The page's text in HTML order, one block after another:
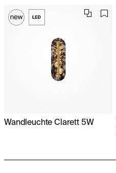
Wandleuchte Clarett 5W